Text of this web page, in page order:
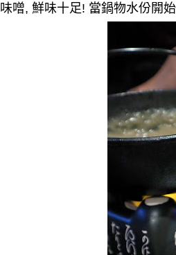
味噌, 鮮味十足! 當鍋物水份開